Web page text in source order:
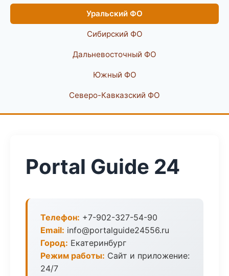
Уральский ФО
Сибирский ФО
Дальневосточный ФО
Южный ФО
Северо-Кавказский ФО
Portal Guide 24
Телефон: +7-902-327-54-90
Email: info@portalguide24556.ru
Город: Екатеринбург
Режим работы: Сайт и приложение:
24/7